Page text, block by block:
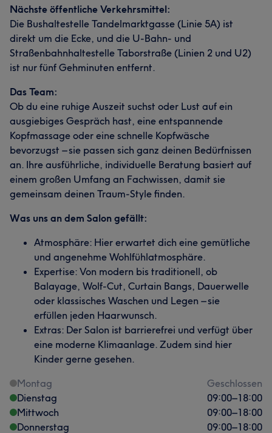
Nächste öffentliche Verkehrsmittel:
Die Bushaltestelle Tandelmarktgasse (Linie 5A) ist
direkt um die Ecke, und die U-Bahn- und
Straßenbahnhaltestelle Taborstraße (Linien 2 und U2)
ist nur fünf Gehminuten entfernt.
Das Team:
Ob du eine ruhige Auszeit suchst oder Lust auf ein
ausgiebiges Gespräch hast, eine entspannende
Kopfmassage oder eine schnelle Kopfwäsche
bevorzugst – sie passen sich ganz deinen Bedürfnissen
an. Ihre ausführliche, individuelle Beratung basiert auf
einem großen Umfang an Fachwissen, damit sie
gemeinsam deinen Traum-Style finden.
Was uns an dem Salon gefällt:
Atmosphäre: Hier erwartet dich eine gemütliche
und angenehme Wohlfühlatmosphäre.
Expertise: Von modern bis traditionell, ob
Balayage, Wolf-Cut, Curtain Bangs, Dauerwelle
oder klassisches Waschen und Legen – sie
erfüllen jeden Haarwunsch.
Extras: Der Salon ist barrierefrei und verfügt über
eine moderne Klimaanlage. Zudem sind hier
Kinder gerne gesehen.
Montag
Geschlossen
Dienstag
09:00–18:00
Mittwoch
09:00–18:00
Donnerstag
09:00–18:00